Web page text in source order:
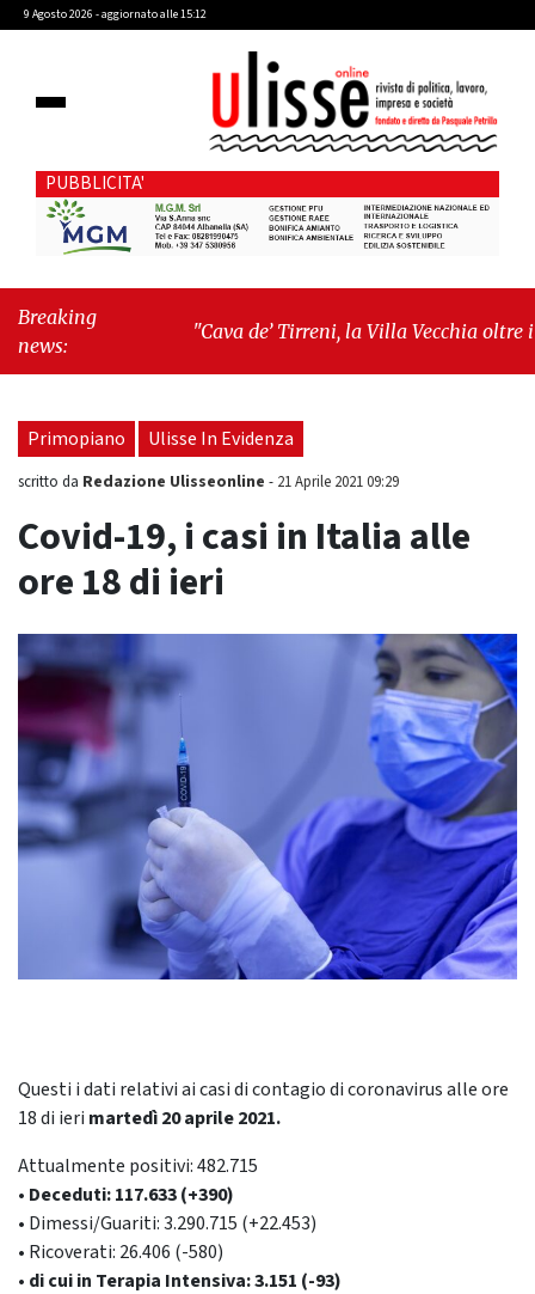
9 Agosto 2026 - aggiornato alle 15:12
PUBBLICITA'
Breaking
news:
"Cava de’ Tirreni, la Villa Vecchia oltre i
seduta consiliare: “Serve chiarezza!”"
Primopiano Ulisse In Evidenza
scritto da Redazione Ulisseonline - 21 Aprile 2021 09:29
Covid-19, i casi in Italia alle
ore 18 di ieri
Questi i dati relativi ai casi di contagio di coronavirus alle ore
18 di ieri martedì 20 aprile2021.
Attualmente positivi: 482.715
• Deceduti: 117.633 (+390)
• Dimessi/Guariti: 3.290.715 (+22.453)
• Ricoverati: 26.406 (-580)
• di cui in Terapia Intensiva: 3.151 (-93)